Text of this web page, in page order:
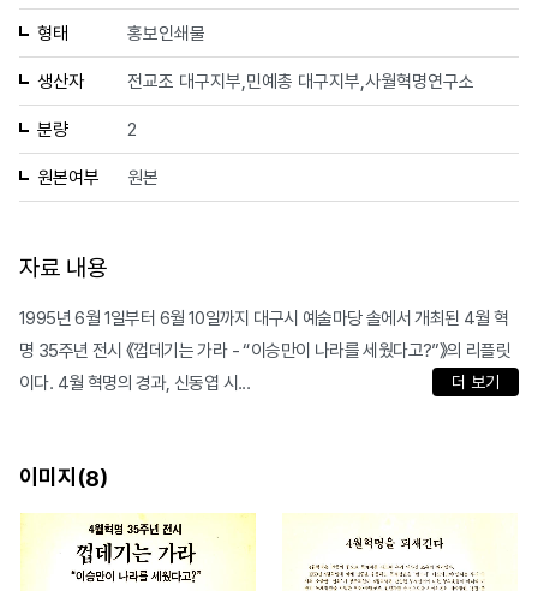
형태 홍보인쇄물
생산자 전교조 대구지부,민예총 대구지부,사월혁명연구소
분량 2
원본여부 원본
자료 내용
1995년 6월 1일부터 6월 10일까지 대구시 예술마당 솔에서 개최된 4월 혁
명 35주년 전시 《껍데기는 가라 - “이승만이 나라를 세웠다고?”》의 리플릿
이다. 4월 혁명의 경과, 신동엽 시...
더 보기
이미지(8)